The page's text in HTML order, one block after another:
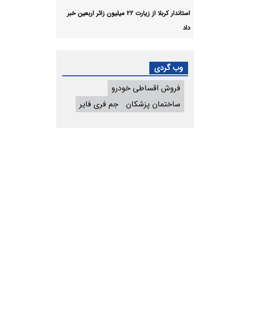
استاندار کربلا از زیارت ۲۲ میلیون زائر اربعین خبر
داد
وب گردی
فروش اقساطی خودرو
ساختمان پزشکان
جم فری فایر